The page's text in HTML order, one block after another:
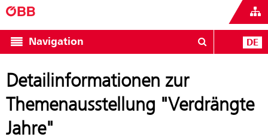
Navigation DE
Detailinformationen zur
Themenausstellung "Verdrängte
Jahre"